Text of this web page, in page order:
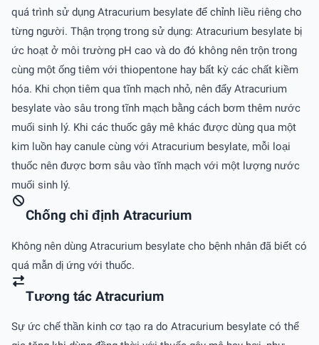
quá trình sử dụng Atracurium besylate để chỉnh liều riêng cho
từng người. Thận trọng trong sử dụng: Atracurium besylate bị
ức hoạt ở môi trường pH cao và do đó không nên trộn trong
cùng một ống tiêm với thiopentone hay bất kỳ các chất kiềm
hóa. Khi chọn tiêm qua tĩnh mạch nhỏ, nên đẩy Atracurium
besylate vào sâu trong tĩnh mạch bằng cách bơm thêm nước
muối sinh lý. Khi các thuốc gây mê khác được dùng qua một
kim luồn hay canule cùng với Atracurium besylate, mỗi loại
thuốc nên được bơm sâu vào tĩnh mạch với một lượng nước
muối sinh lý.
Chống chỉ định Atracurium
Không nên dùng Atracurium besylate cho bệnh nhân đã biết có
quá mẫn dị ứng với thuốc.
Tương tác Atracurium
Sự ức chế thần kinh cơ tạo ra do Atracurium besylate có thể